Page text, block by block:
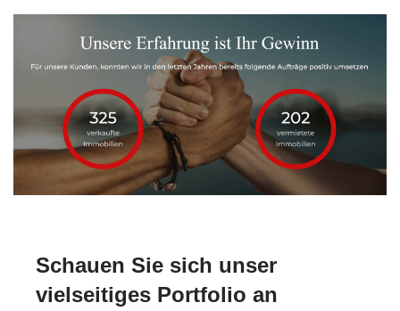
Schauen Sie sich unser
vielseitiges Portfolio an